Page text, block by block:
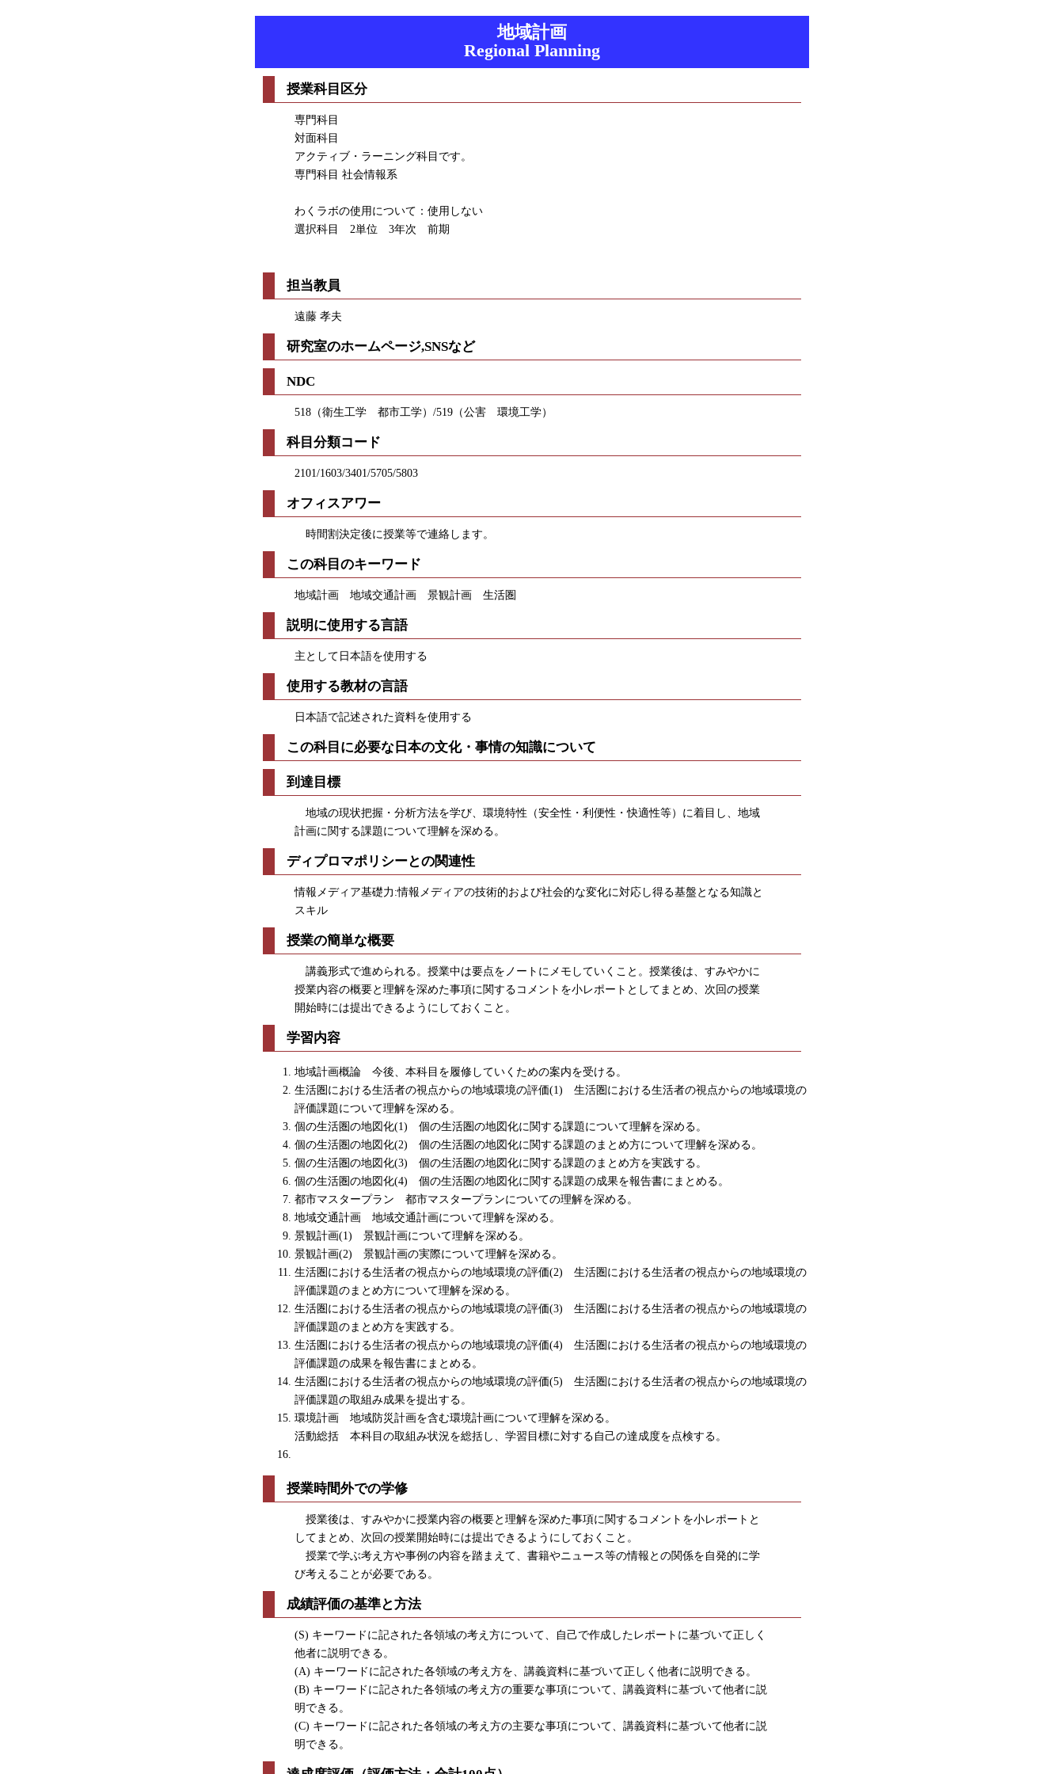
地域計画
Regional Planning
授業科目区分
専門科目
対面科目
アクティブ・ラーニング科目です。
専門科目 社会情報系
わくラボの使用について：使用しない
選択科目 2単位 3年次 前期
担当教員
遠藤 孝夫
研究室のホームページ,SNSなど
NDC
518（衛生工学 都市工学）/519（公害 環境工学）
科目分類コード
2101/1603/3401/5705/5803
オフィスアワー
時間割決定後に授業等で連絡します。
この科目のキーワード
地域計画 地域交通計画 景観計画 生活圏
説明に使用する言語
主として日本語を使用する
使用する教材の言語
日本語で記述された資料を使用する
この科目に必要な日本の文化・事情の知識について
到達目標
地域の現状把握・分析方法を学び、環境特性（安全性・利便性・快適性等）に着目し、地域
計画に関する課題について理解を深める。
ディプロマポリシーとの関連性
情報メディア基礎力:情報メディアの技術的および社会的な変化に対応し得る基盤となる知識と
スキル
授業の簡単な概要
講義形式で進められる。授業中は要点をノートにメモしていくこと。授業後は、すみやかに
授業内容の概要と理解を深めた事項に関するコメントを小レポートとしてまとめ、次回の授業
開始時には提出できるようにしておくこと。
学習内容
地域計画概論 今後、本科目を履修していくための案内を受ける。
生活圏における生活者の視点からの地域環境の評価(1) 生活圏における生活者の視点からの地域環境の
評価課題について理解を深める。
個の生活圏の地図化(1) 個の生活圏の地図化に関する課題について理解を深める。
個の生活圏の地図化(2) 個の生活圏の地図化に関する課題のまとめ方について理解を深める。
個の生活圏の地図化(3) 個の生活圏の地図化に関する課題のまとめ方を実践する。
個の生活圏の地図化(4) 個の生活圏の地図化に関する課題の成果を報告書にまとめる。
都市マスタープラン 都市マスタープランについての理解を深める。
地域交通計画 地域交通計画について理解を深める。
景観計画(1) 景観計画について理解を深める。
景観計画(2) 景観計画の実際について理解を深める。
生活圏における生活者の視点からの地域環境の評価(2) 生活圏における生活者の視点からの地域環境の
評価課題のまとめ方について理解を深める。
生活圏における生活者の視点からの地域環境の評価(3) 生活圏における生活者の視点からの地域環境の
評価課題のまとめ方を実践する。
生活圏における生活者の視点からの地域環境の評価(4) 生活圏における生活者の視点からの地域環境の
評価課題の成果を報告書にまとめる。
生活圏における生活者の視点からの地域環境の評価(5) 生活圏における生活者の視点からの地域環境の
評価課題の取組み成果を提出する。
環境計画 地域防災計画を含む環境計画について理解を深める。
活動総括 本科目の取組み状況を総括し、学習目標に対する自己の達成度を点検する。
授業時間外での学修
授業後は、すみやかに授業内容の概要と理解を深めた事項に関するコメントを小レポートと
してまとめ、次回の授業開始時には提出できるようにしておくこと。
授業で学ぶ考え方や事例の内容を踏まえて、書籍やニュース等の情報との関係を自発的に学
び考えることが必要である。
成績評価の基準と方法
(S) キーワードに記された各領域の考え方について、自己で作成したレポートに基づいて正しく
他者に説明できる。
(A) キーワードに記された各領域の考え方を、講義資料に基づいて正しく他者に説明できる。
(B) キーワードに記された各領域の考え方の重要な事項について、講義資料に基づいて他者に説
明できる。
(C) キーワードに記された各領域の考え方の主要な事項について、講義資料に基づいて他者に説
明できる。